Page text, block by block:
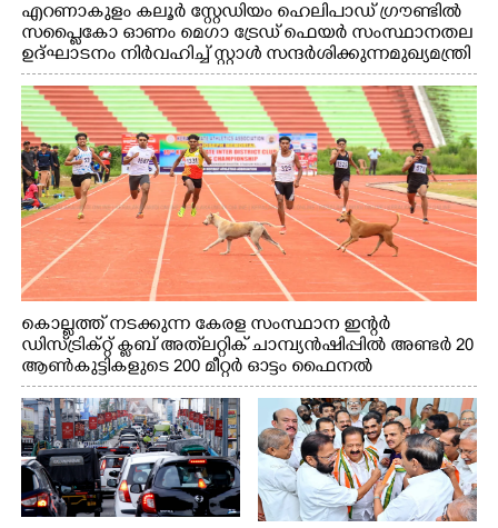
എറണാകുളം കലൂർ സ്റ്റേഡിയം ഹെലിപാഡ് ഗ്രൗണ്ടിൽ
സപ്ളൈകോ ഓണം മെഗാ ട്രേഡ് ഫെയർ സംസ്ഥാനതല
ഉദ്ഘാടനം നിർവഹിച്ച് സ്റ്റാൾ സന്ദർശിക്കുന്ന മുഖ്യമന്ത്രി
വി.ഡി. സതീശൻ. മന്ത്രി അനൂപ് ജേക്കബ് സമീപം
കൊല്ലത്ത് നടക്കുന്ന കേരള സംസ്ഥാന ഇന്റർ
ഡിസ്ട്രിക്റ്റ് ക്ലബ് അത്‌ലറ്റിക് ചാമ്പ്യൻഷിപ്പിൽ അണ്ടർ 20
ആൺകുട്ടികളുടെ 200 മീറ്റർ ഓട്ടം ഫൈനൽ
മത്സരത്തിനിടെ സിന്തറ്റിക് ട്രാക്കിന് കുറുകെ ഓടുന്ന
നായകൾ.